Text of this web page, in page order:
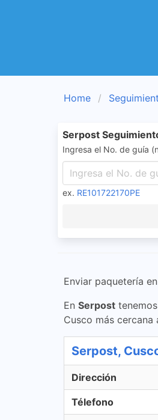
Home
Serpost
Ingresa el No. de guía
ex. RE101722170PE
Enviar paquetería en
En Serpost
Cusco más cercana
Serpost,
Dirección
Télefono